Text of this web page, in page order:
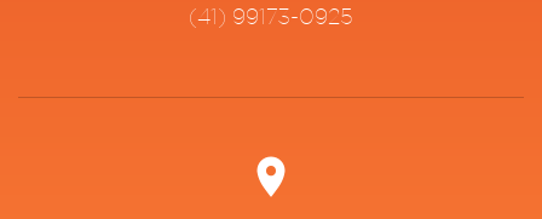
(41) 99173-0925